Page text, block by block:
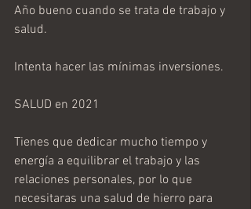
Año bueno cuando se trata de trabajo y
salud.
Intenta hacer las mínimas inversiones.
SALUD en 2021
Tienes que dedicar mucho tiempo y
energía a equilibrar el trabajo y las
relaciones personales, por lo que
necesitaras una salud de hierro para